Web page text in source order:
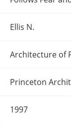
Ellis N.
Architecture of
Princeton
1997